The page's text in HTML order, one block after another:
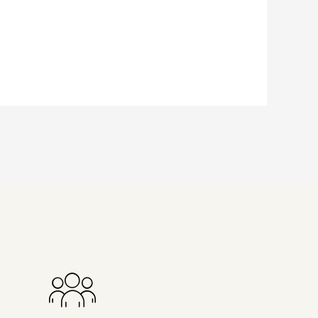
Nachrichenjournalistin eröffnet
Vorständen, Ministern und